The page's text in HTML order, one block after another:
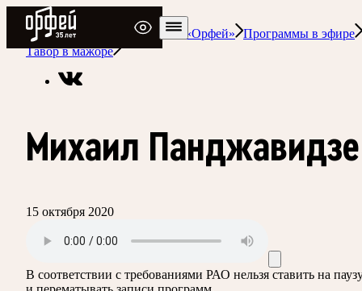
Радио Орфей
Радио классической музыки «Орфей»
Программы в эфире
Тавор в мажоре
Михаил Панджавидзе
15 октября 2020
В соответствии с требованиями РАО нельзя ставить на